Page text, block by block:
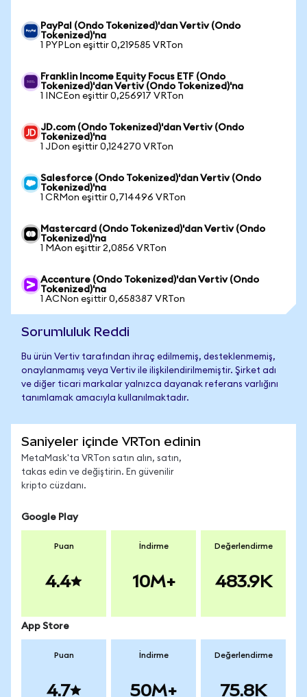
PayPal (Ondo Tokenized)'dan Vertiv (Ondo
Tokenized)'na
1 PYPLon eşittir 0,219585 VRTon
Franklin Income Equity Focus ETF (Ondo
Tokenized)'dan Vertiv (Ondo Tokenized)'na
1 INCEon eşittir 0,256917 VRTon
JD.com (Ondo Tokenized)'dan Vertiv (Ondo
Tokenized)'na
1 JDon eşittir 0,124270 VRTon
Salesforce (Ondo Tokenized)'dan Vertiv (Ondo
Tokenized)'na
1 CRMon eşittir 0,714496 VRTon
Mastercard (Ondo Tokenized)'dan Vertiv (Ondo
Tokenized)'na
1 MAon eşittir 2,0856 VRTon
Accenture (Ondo Tokenized)'dan Vertiv (Ondo
Tokenized)'na
1 ACNon eşittir 0,658387 VRTon
Sorumluluk Reddi
Bu ürün Vertiv tarafından ihraç edilmemiş, desteklenmemiş,
onaylanmamış veya Vertiv ile ilişkilendirilmemiştir. Şirket adı
ve diğer ticari markalar yalnızca dayanak referans varlığını
tanımlamak amacıyla kullanılmaktadır.
Saniyeler içinde VRTon edinin
MetaMask'ta VRTon satın alın, satın,
takas edin ve değiştirin. En güvenilir
kripto cüzdanı.
Google Play
Puan
4.4
İndirme
10M+
Değerlendirme
483.9K
App Store
Puan
4.7
İndirme
50M+
Değerlendirme
75.8K